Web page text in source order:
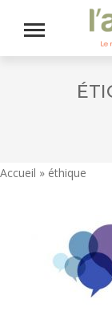
Accueil » éthique